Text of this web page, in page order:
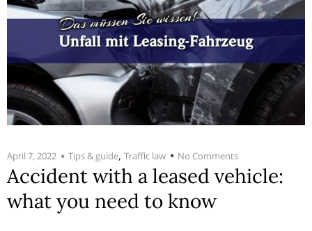
April 7, 2022 Tips & guide, Traffic law No Comments
Accident with a leased vehicle:
what you need to know